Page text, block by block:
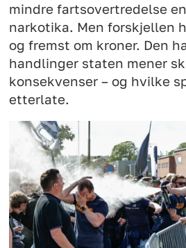
mindre fartsovertredelse
narkotika. Men forskjellen
og fremst om kroner. Den
handlinger staten mener
konsekvenser – og hvilke
etterlate.